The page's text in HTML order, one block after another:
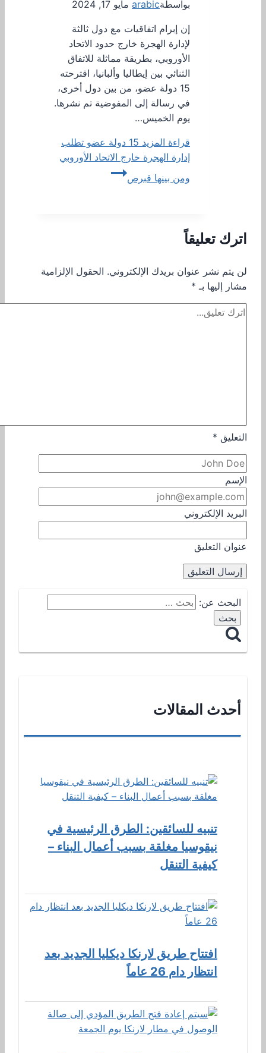
بواسطةarabic مايو 17, 2024
إن إبرام اتفاقيات مع دول ثالثة
لإدارة الهجرة خارج حدود الاتحاد
الأوروبي، بطريقة مماثلة للاتفاق
الثنائي بين إيطاليا وألبانيا، اقترحته
15 دولة عضو، من بين دول أخرى،
في رسالة إلى المفوضية تم نشرها.
يوم الخميس…
قراءة المزيد
15 دولة عضو تطلب
إدارة الهجرة خارج الاتحاد الأوروبي
ومن بينها قبرص
اترك تعليقاً
لن يتم نشر عنوان بريدك الإلكتروني. الحقول الإلزامية
مشار إليها بـ *
التعليق *
الإسم
البريد الإلكتروني
عنوان التعليق
البحث عن:
أحدث المقالات
تنبيه للسائقين: الطرق الرئيسية في
نيقوسيا مغلقة بسبب أعمال البناء –
كيفية التنقل
افتتاح طريق لارنكا ديكليا الجديد بعد
انتظار دام 26 عاماً